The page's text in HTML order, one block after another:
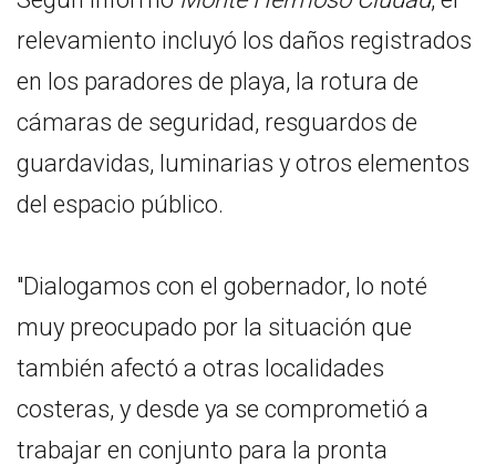
relevamiento incluyó los daños registrados
en los paradores de playa, la rotura de
cámaras de seguridad, resguardos de
guardavidas, luminarias y otros elementos
del espacio público.
"Dialogamos con el gobernador, lo noté
muy preocupado por la situación que
también afectó a otras localidades
costeras, y desde ya se comprometió a
trabajar en conjunto para la pronta